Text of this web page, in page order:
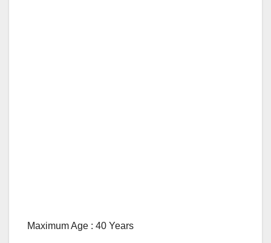
Maximum Age : 40 Years